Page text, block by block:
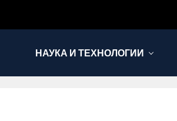
НАУКА И ТЕХНОЛОГИИ